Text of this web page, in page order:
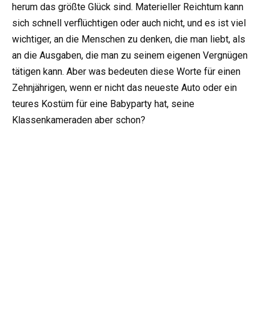
herum das größte Glück sind. Materieller Reichtum kann
sich schnell verflüchtigen oder auch nicht, und es ist viel
wichtiger, an die Menschen zu denken, die man liebt, als
an die Ausgaben, die man zu seinem eigenen Vergnügen
tätigen kann. Aber was bedeuten diese Worte für einen
Zehnjährigen, wenn er nicht das neueste Auto oder ein
teures Kostüm für eine Babyparty hat, seine
Klassenkameraden aber schon?